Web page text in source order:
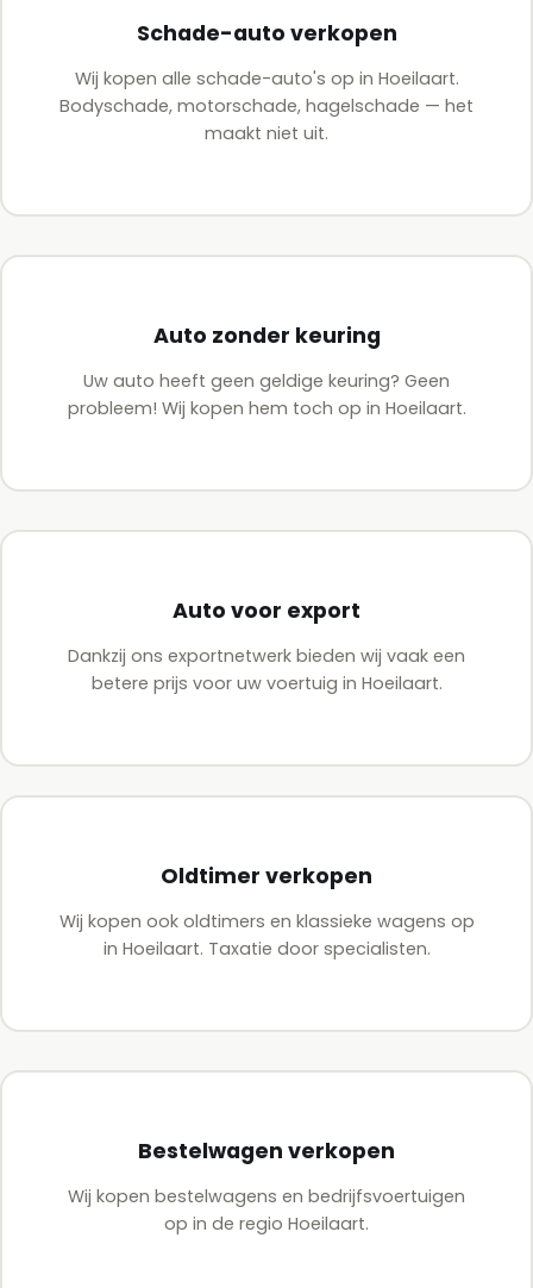
Schade-auto verkopen
Wij kopen alle schade-auto's op in Hoeilaart.
Bodyschade, motorschade, hagelschade — het
maakt niet uit.
Auto zonder keuring
Uw auto heeft geen geldige keuring? Geen
probleem! Wij kopen hem toch op in Hoeilaart.
Auto voor export
Dankzij ons exportnetwerk bieden wij vaak een
betere prijs voor uw voertuig in Hoeilaart.
Oldtimer verkopen
Wij kopen ook oldtimers en klassieke wagens op
in Hoeilaart. Taxatie door specialisten.
Bestelwagen verkopen
Wij kopen bestelwagens en bedrijfsvoertuigen
op in de regio Hoeilaart.